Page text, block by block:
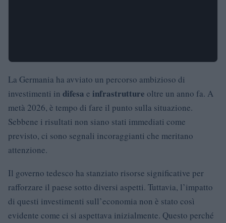
La Germania ha avviato un percorso ambizioso di
investimenti in difesa e infrastrutture oltre un anno fa. A
metà 2026, è tempo di fare il punto sulla situazione.
Sebbene i risultati non siano stati immediati come
previsto, ci sono segnali incoraggianti che meritano
attenzione.
Il governo tedesco ha stanziato risorse significative per
rafforzare il paese sotto diversi aspetti. Tuttavia, l’impatto
di questi investimenti sull’economia non è stato così
evidente come ci si aspettava inizialmente. Questo perché